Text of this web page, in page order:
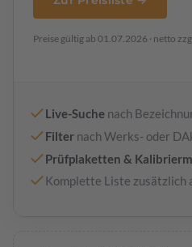
Preise gültig ab 01.07.2026 · netto
Live-Suche nach
Filter nach Werks- oder
Prüfplaketten &
Komplette Liste zusätzlich